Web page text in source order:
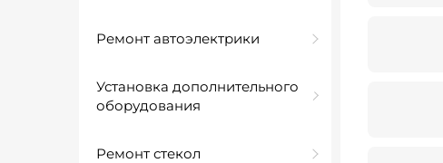
Ремонт автоэлектрики
Установка дополнительного
оборудования
Ремонт стекол